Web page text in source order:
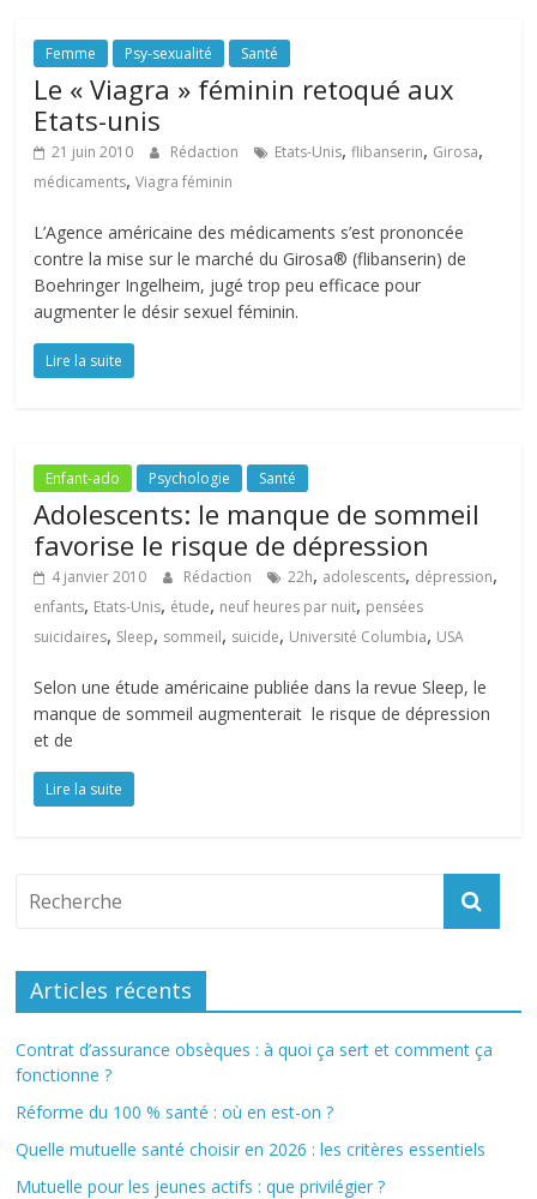
Femme Psy-sexualité Santé
Le « Viagra » féminin retoqué aux
Etats-unis
21 juin 2010 Rédaction Etats-Unis,flibanserin, Girosa,
médicaments,Viagra féminin
L’Agence américaine des médicaments s’est prononcée
contre la mise sur le marché du Girosa® (flibanserin) de
Boehringer Ingelheim, jugé trop peu efficace pour
augmenter le désir sexuel féminin.
Lire la suite
Enfant-ado Psychologie Santé
Adolescents: le manque de sommeil
favorise le risque de dépression
4 janvier 2010 Rédaction 22h, adolescents, dépression,
enfants, Etats-Unis, étude, neuf heures par nuit, pensées
suicidaires, Sleep, sommeil, suicide, Université Columbia, USA
Selon une étude américaine publiée dans la revue Sleep, le
manque de sommeil augmenterait le risque de dépression
et de
Lire la suite
Articles récents
Contrat d’assurance obsèques : à quoi ça sert et comment ça
fonctionne ?
Réforme du 100 % santé : où en est-on ?
Quelle mutuelle santé choisir en 2026 : les critères essentiels
Mutuelle pour les jeunes actifs : que privilégier ?